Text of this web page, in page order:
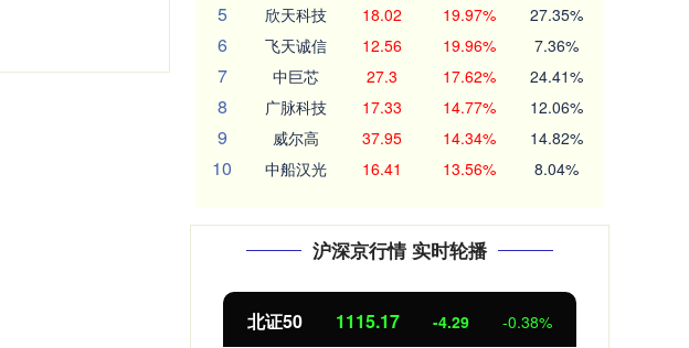
5 欣天科技 18.02 19.97% 27.35%
6 飞天诚信 12.56 19.96% 7.36%
7 中巨芯 27.3 17.62% 24.41%
8 广脉科技 17.33 14.77% 12.06%
9 威尔高 37.95 14.34% 14.82%
10 中船汉光 16.41 13.56% 8.04%
沪深京行情 实时轮播
北证50 1115.17 -4.29 -0.38%